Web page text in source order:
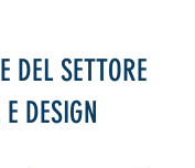
DEL SETTORE
DESIGN